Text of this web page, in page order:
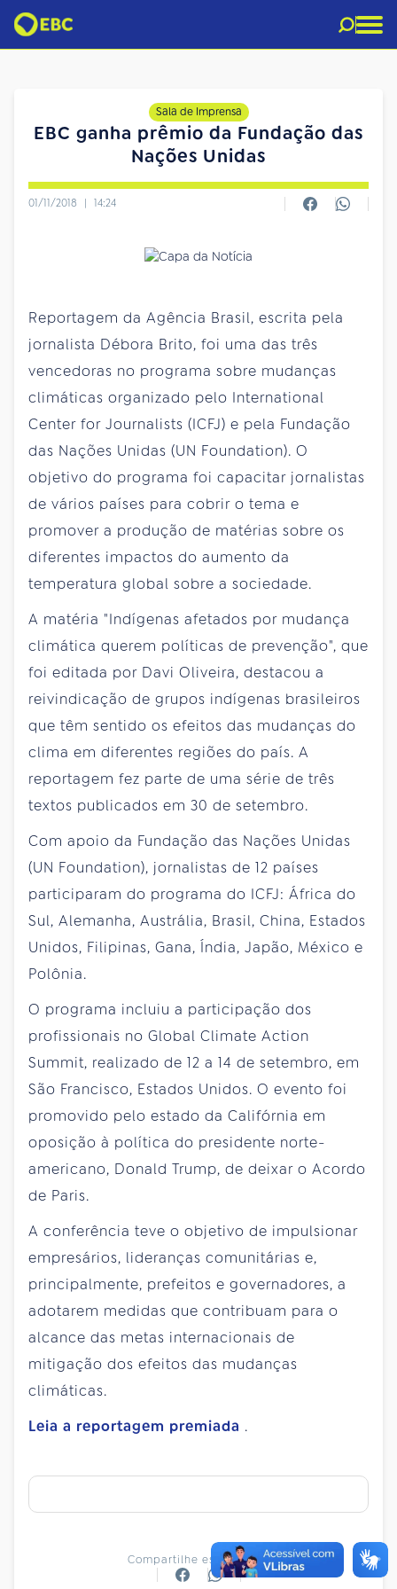
Sala de Imprensa
EBC ganha prêmio da Fundação das
Nações Unidas
01/11/2018 | 14:24
Reportagem da Agência Brasil, escrita pela
jornalista Débora Brito, foi uma das três
vencedoras no programa sobre mudanças
climáticas organizado pelo International
Center for Journalists (ICFJ) e pela Fundação
das Nações Unidas (UN Foundation). O
objetivo do programa foi capacitar jornalistas
de vários países para cobrir o tema e
promover a produção de matérias sobre os
diferentes impactos do aumento da
temperatura global sobre a sociedade.
A matéria "Indígenas afetados por mudança
climática querem políticas de prevenção", que
foi editada por Davi Oliveira, destacou a
reivindicação de grupos indígenas brasileiros
que têm sentido os efeitos das mudanças do
clima em diferentes regiões do país. A
reportagem fez parte de uma série de três
textos publicados em 30 de setembro.
Com apoio da Fundação das Nações Unidas
(UN Foundation), jornalistas de 12 países
participaram do programa do ICFJ: África do
Sul, Alemanha, Austrália, Brasil, China, Estados
Unidos, Filipinas, Gana, Índia, Japão, México e
Polônia.
O programa incluiu a participação dos
profissionais no Global Climate Action
Summit, realizado de 12 a 14 de setembro, em
São Francisco, Estados Unidos. O evento foi
promovido pelo estado da Califórnia em
oposição à política do presidente norte-
americano, Donald Trump, de deixar o Acordo
de Paris.
A conferência teve o objetivo de impulsionar
empresários, lideranças comunitárias e,
principalmente, prefeitos e governadores, a
adotarem medidas que contribuam para o
alcance das metas internacionais de
mitigação dos efeitos das mudanças
climáticas.
Leia a reportagem premiada .
Compartilhe essa notícia